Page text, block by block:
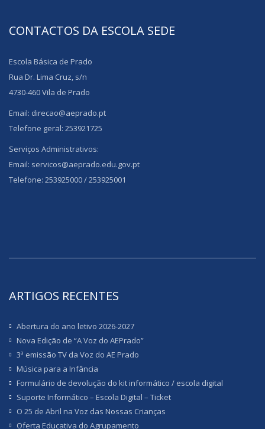
CONTACTOS DA ESCOLA SEDE
Escola Básica de Prado
Rua Dr. Lima Cruz, s/n
4730-460 Vila de Prado
Email: direcao@aeprado.pt
Telefone geral: 253921725
Serviços Administrativos:
Email: servicos@aeprado.edu.gov.pt
Telefone: 253925000 / 253925001
ARTIGOS RECENTES
Abertura do ano letivo 2026-2027
Nova Edição de “A Voz do AEPrado”
3ª emissão TV da Voz do AE Prado
Música para a Infância
Formulário de devolução do kit informático / escola digital
Suporte Informático – Escola Digital – Ticket
O 25 de Abril na Voz das Nossas Crianças
Oferta Educativa do Agrupamento